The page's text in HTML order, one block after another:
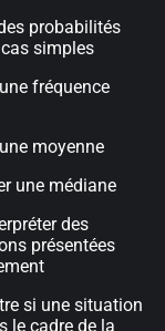
probabilités
simples
fréquence
moyenne
une médiane
des
présentées
si une situation
le cadre de la